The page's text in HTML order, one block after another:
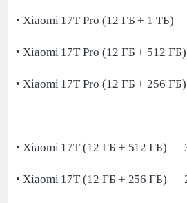
• Xiaomi 17T Pro (12 ГБ + 1 ТБ)
• Xiaomi 17T Pro (12 ГБ + 512
• Xiaomi 17T Pro (12 ГБ + 256
• Xiaomi 17T (12 ГБ + 512 ГБ) —
• Xiaomi 17T (12 ГБ + 256 ГБ) —